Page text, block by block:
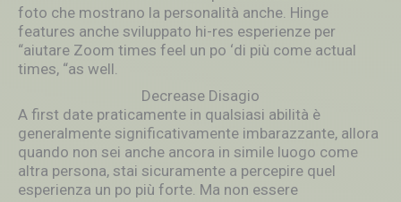
foto che mostrano la personalità anche. Hinge
features anche sviluppato hi-res esperienze per
“aiutare Zoom times feel un po ‘di più come actual
times, “as well.
Decrease Disagio
A first date praticamente in qualsiasi abilità è
generalmente significativamente imbarazzante, allora
quando non sei anche ancora in simile luogo come
altra persona, stai sicuramente a percepire quel
esperienza un po più forte. Ma non essere